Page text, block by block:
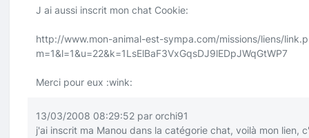
J ai aussi inscrit mon chat Cookie:
http://www.mon-animal-est-sympa.com/missions/liens/
m=1&l=1&u=22&k=1LsElBaF3VxGqsDJ9lEDpJWqGtWP7
Merci pour eux :wink:
13/03/2008 08:29:52 par orchi91
j'ai inscrit ma Manou dans la catégorie chat, voilà mon lien,